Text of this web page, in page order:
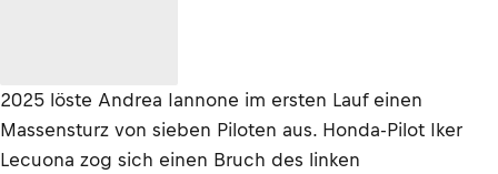
2025 löste Andrea Iannone im ersten Lauf einen
Massensturz von sieben Piloten aus. Honda-Pilot Iker
Lecuona zog sich einen Bruch des linken